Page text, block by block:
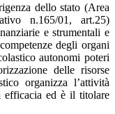
dello stato (Area
n.165/01, art.25)
e strumentali e
degli organi
autonomi poteri
delle risorse
organizza l’attività
efficacia ed è il titolare